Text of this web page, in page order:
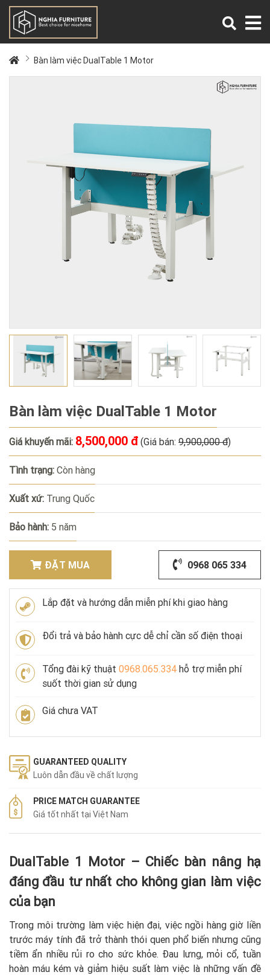
Bàn làm việc DualTable 1 Motor
Bàn làm việc DualTable 1 Motor
Giá khuyến mãi: 8,500,000 đ (Giá bán: 9,900,000 đ)
Tình trạng: Còn hàng
Xuất xứ: Trung Quốc
Bảo hành: 5 năm
ĐẶT MUA 0968 065 334
Lắp đặt và hướng dẫn miễn phí khi giao hàng
Đổi trả và bảo hành cực dễ chỉ cần số điện thoại
Tổng đài kỹ thuật 0968.065.334 hỗ trợ miễn phí
suốt thời gian sử dụng
Giá chưa VAT
GUARANTEED QUALITY
Luôn dẫn đầu về chất lượng
PRICE MATCH GUARANTEE
Giá tốt nhất tại Việt Nam
DualTable 1 Motor – Chiếc bàn nâng hạ
đáng đầu tư nhất cho không gian làm việc
của bạn
Trong môi trường làm việc hiện đại, việc ngồi hàng giờ liền
trước máy tính đã trở thành thói quen phổ biến nhưng cũng
tiềm ẩn nhiều rủi ro cho sức khỏe. Đau lưng, mỏi cổ, tuần
hoàn máu kém và giảm hiệu suất làm việc là những vấn đề